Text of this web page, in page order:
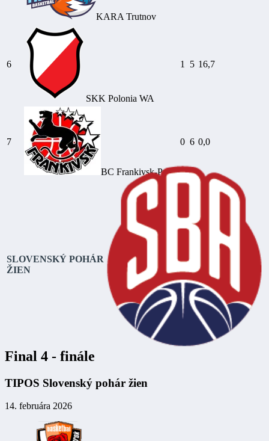
KARA Trutnov
6
SKK Polonia WA
1 5 16,7
7
BC Frankivsk-Pryk.
0 6 0,0
SLOVENSKÝ POHÁR
ŽIEN
Final 4 - finále
TIPOS Slovenský pohár žien
14. februára 2026